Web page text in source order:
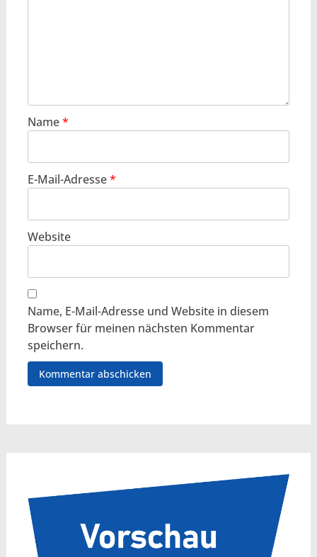
Name*
E-Mail-Adresse*
Website
Name, E-Mail-Adresse und Website in diesem
Browser für meinen nächsten Kommentar
speichern.